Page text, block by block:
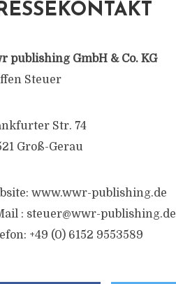
publishing GmbH & Co. KG
Steuer
Str. 74
Groß-Gerau
www.wwr-publishing.de
: steuer@wwr-publishing.de
+49 (0) 6152 9553589